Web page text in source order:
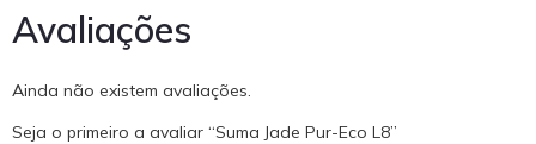
Avaliações
Ainda não existem avaliações.
Seja o primeiro a avaliar “Suma Jade Pur-Eco L8”